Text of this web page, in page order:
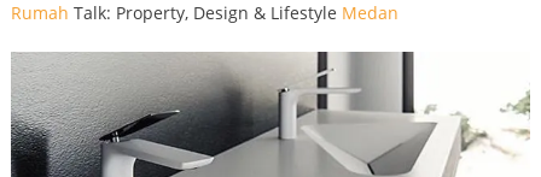
Rumah Talk: Property, Design & Lifestyle Medan